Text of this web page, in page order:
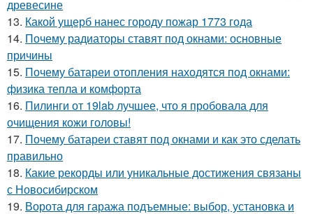
древесине
13. Какой ущерб нанес городу пожар 1773 года
14. Почему радиаторы ставят под окнами: основные
причины
15. Почему батареи отопления находятся под окнами:
физика тепла и комфорта
16. Пилинги от 19lab лучшее, что я пробовала для
очищения кожи головы!
17. Почему батареи ставят под окнами и как это сделать
правильно
18. Какие рекорды или уникальные достижения связаны
с Новосибирском
19. Ворота для гаража подъемные: выбор, установка и